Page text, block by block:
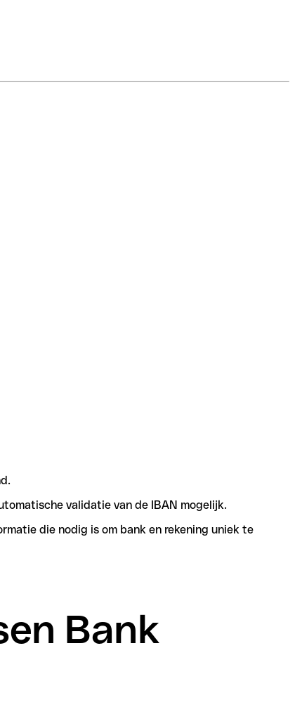
validatie van de IBAN mogelijk.
die nodig is om bank en rekening uniek te
Bank